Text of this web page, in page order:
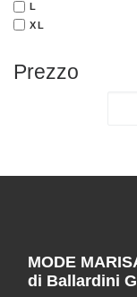
L
XL
Prezzo
MODE
di Ballardini